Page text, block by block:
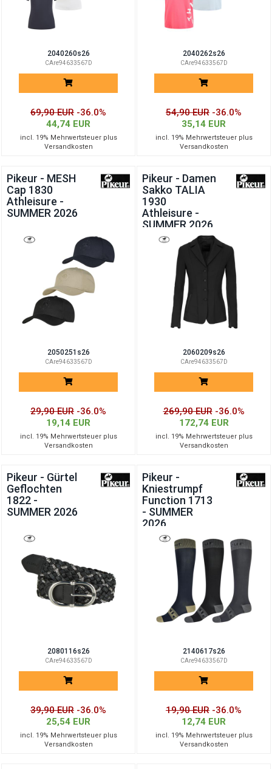
2040260s26
CAre94633567D
69,90 EUR -36.0%
44,74 EUR
incl. 19% Mehrwertsteuer plus
Versandkosten
2040262s26
CAre94633567D
54,90 EUR -36.0%
35,14 EUR
incl. 19% Mehrwertsteuer plus
Versandkosten
Pikeur - MESH
Cap 1830
Athleisure -
SUMMER 2026
2050251s26
CAre94633567D
29,90 EUR -36.0%
19,14 EUR
incl. 19% Mehrwertsteuer plus
Versandkosten
Pikeur - Damen
Sakko TALIA
1930
Athleisure -
SUMMER 2026
2060209s26
CAre94633567D
269,90 EUR -36.0%
172,74 EUR
incl. 19% Mehrwertsteuer plus
Versandkosten
Pikeur - Gürtel
Geflochten
1822 -
SUMMER 2026
2080116s26
CAre94633567D
39,90 EUR -36.0%
25,54 EUR
incl. 19% Mehrwertsteuer plus
Versandkosten
Pikeur -
Kniestrumpf
Function 1713
- SUMMER
2026
2140617s26
CAre94633567D
19,90 EUR -36.0%
12,74 EUR
incl. 19% Mehrwertsteuer plus
Versandkosten